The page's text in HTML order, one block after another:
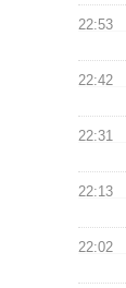
22:53
22:42
22:31
22:13
22:02